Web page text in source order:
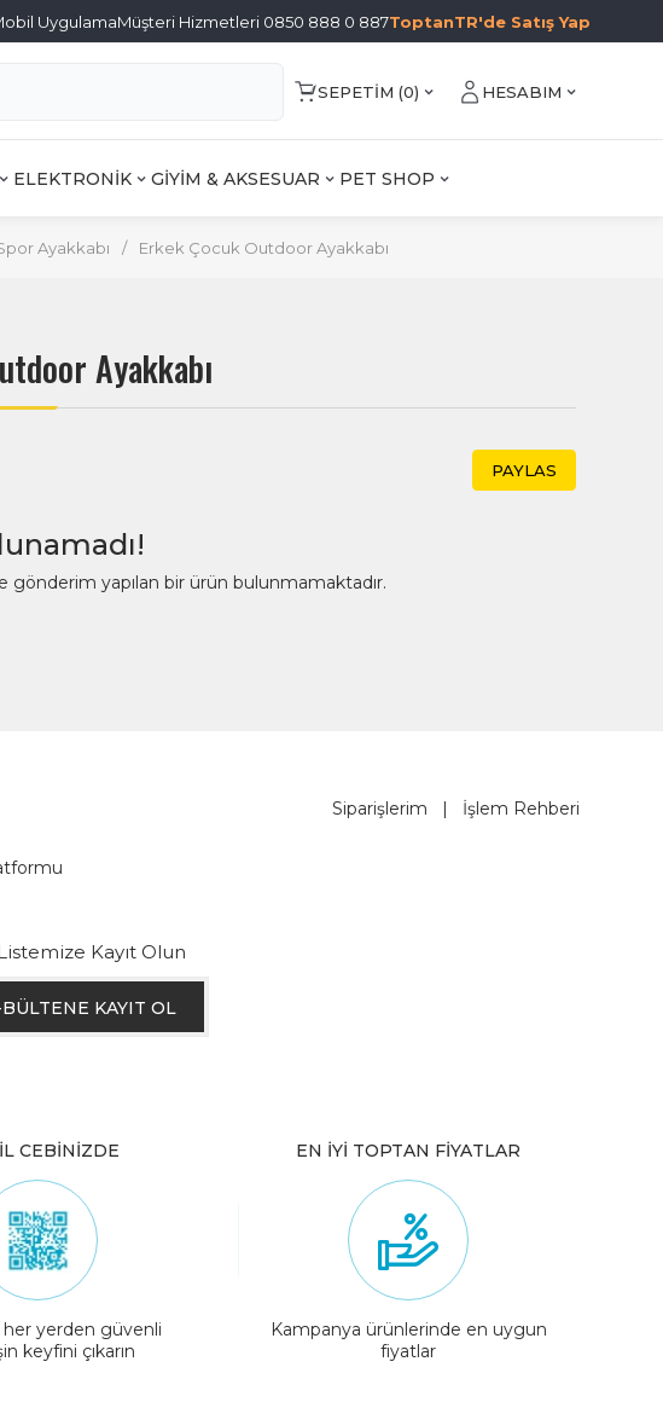
UygulamaMüşteri Hizmetleri 0850 888 0 887ToptanTR'de Satış Yap
SEPETIM (0) HESABIM
ELEKTRONİK GİYİM & AKSESUAR PET SHOP
Ayakkabı / Erkek Çocuk Outdoor Ayakkabı
Ayakkabı
PAYLAS
yapılan bir ürün bulunmamaktadır.
Siparişlerim İşlem Rehberi
Kayıt Olun
KAYIT OL
CEBİNİZDE
her yerden güvenli
keyfini çıkarın
EN İYİ TOPTAN FİYATLAR
Kampanya ürünlerinde en uygun
fiyatlar